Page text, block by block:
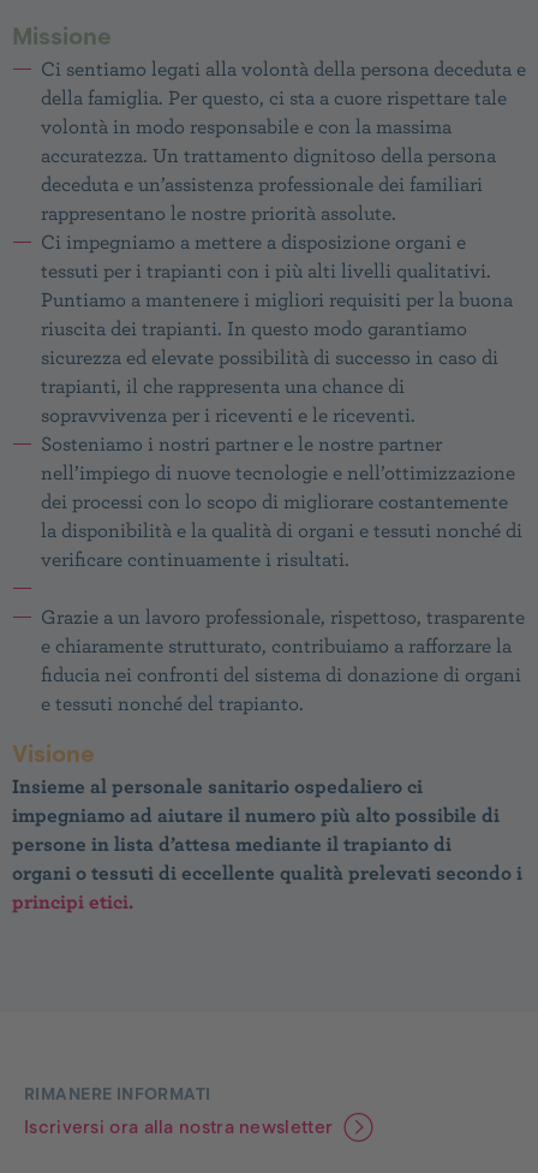
Missione
Ci sentiamo legati alla volontà della persona deceduta e
della famiglia. Per questo, ci sta a cuore rispettare tale
volontà in modo responsabile e con la massima
accuratezza. Un trattamento dignitoso della persona
deceduta e un’assistenza professionale dei familiari
rappresentano le nostre priorità assolute.
Ci impegniamo a mettere a disposizione organi e
tessuti per i trapianti con i più alti livelli qualitativi.
Puntiamo a mantenere i migliori requisiti per la buona
riuscita dei trapianti. In questo modo garantiamo
sicurezza ed elevate possibilità di successo in caso di
trapianti, il che rappresenta una chance di
sopravvivenza per i riceventi e le riceventi.
Sosteniamo i nostri partner e le nostre partner
nell’impiego di nuove tecnologie e nell’ottimizzazione
dei processi con lo scopo di migliorare costantemente
la disponibilità e la qualità di organi e tessuti nonché di
verificare continuamente i risultati.
Grazie a un lavoro professionale, rispettoso, trasparente
e chiaramente strutturato, contribuiamo a rafforzare la
fiducia nei confronti del sistema di donazione di organi
e tessuti nonché del trapianto.
Visione
Insieme al personale sanitario ospedaliero ci
impegniamo ad aiutare il numero più alto possibile di
persone in lista d’attesa mediante il trapianto di
organi o tessuti di eccellente qualità prelevati secondo i
principi etici.
Footer
RIMANERE INFORMATI
Iscriversi ora alla nostra newsletter